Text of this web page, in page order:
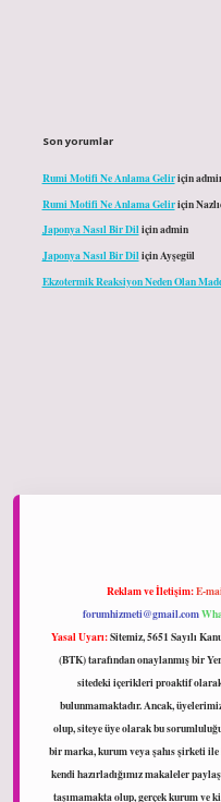
Son yorumlar
Rumi Motifi Ne Anlama Geliriçin
Rumi Motifi Ne Anlama Geliriçin
Japonya Nasıl Bir Diliçinadmin
Japonya Nasıl Bir DiliçinAyşegül
Ekzotermik Reaksiyon Neden Olan
Reklam ve İletişim:E-
forumhizmeti@gmail.com
Yasal Uyarı:Sitemiz, 5651 Sayılı
(BTK) tarafından onaylanmış bir
sitedeki içerikleri proaktif
bulunmamaktadır. Ancak,
olup, siteye üye olarak bu
bir marka, kurum veya şahıs şirketi ile
kendi hazırladığımız makaleler
taşımamakta olup, gerçek kurum ve